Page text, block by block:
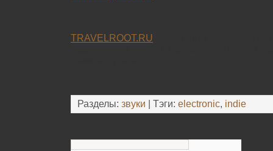
TRAVELROOT.RU
Разделы: звуки | Тэги: electronic, indie